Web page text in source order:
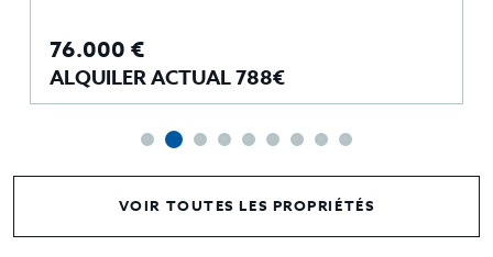
76.000 €
ALQUILER ACTUAL 788€
VOIR TOUTES LES PROPRIÉTÉS